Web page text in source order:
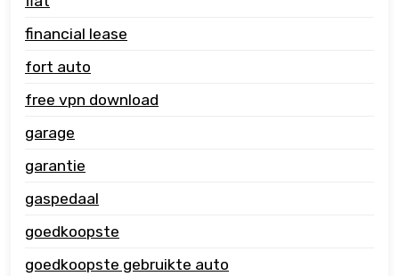
financial lease
fort auto
free vpn download
garage
garantie
gaspedaal
goedkoopste
goedkoopste gebruikte auto